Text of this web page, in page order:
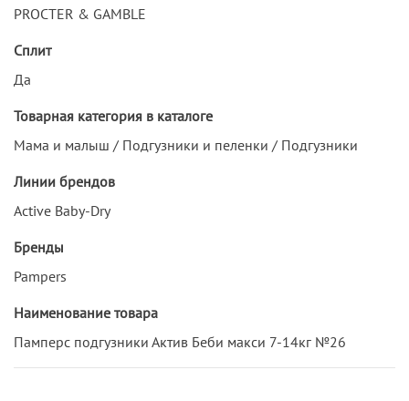
PROCTER & GAMBLE
Сплит
Да
Товарная категория в каталоге
Мама и малыш / Подгузники и пеленки / Подгузники
Линии брендов
Active Baby-Dry
Бренды
Pampers
Наименование товара
Памперс подгузники Актив Беби макси 7-14кг №26